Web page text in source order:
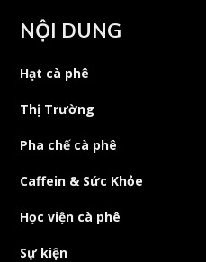
NỘI DUNG
Hạt cà phê
Thị Trường
Pha chế cà phê
Caffein & Sức Khỏe
Học viện cà phê
Sự kiện